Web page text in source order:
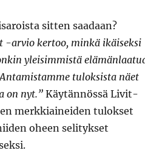
sitten saadaan?
-arvio kertoo, minkä ikäiseksi
yleisimmistä
tuloksista näet
on nyt.”Käytännössä Livit-
merkkiaineiden tulokset
oheen selitykset